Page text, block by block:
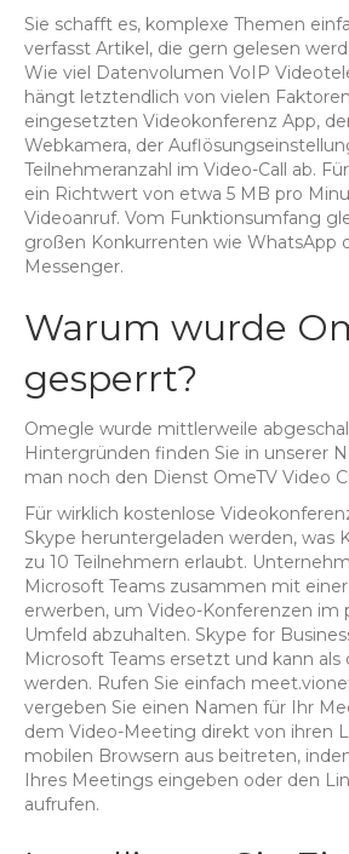
Sie schafft es, komplexe Themen
verfasst Artikel, die gern gelesen
Wie viel Datenvolumen VoIP
hängt letztendlich von vielen
eingesetzten Videokonferenz App,
Webkamera, der
Teilnehmeranzahl im Video-Call ab.
ein Richtwert von etwa 5 MB pro
Videoanruf. Vom Funktionsumfang
großen Konkurrenten wie WhatsApp
Messenger.
Warum wurde
gesperrt?
Omegle wurde mittlerweile
Hintergründen finden Sie in unserer
man noch den Dienst OmeTV Video
Für wirklich kostenlose
Skype heruntergeladen werden, was
zu 10 Teilnehmern erlaubt.
Microsoft Teams zusammen mit
erwerben, um Video-Konferenzen im
Umfeld abzuhalten. Skype for
Microsoft Teams ersetzt und kann
werden. Rufen Sie einfach
vergeben Sie einen Namen für Ihr
dem Video-Meeting direkt von ihren
mobilen Browsern aus beitreten,
Ihres Meetings eingeben oder den
aufrufen.